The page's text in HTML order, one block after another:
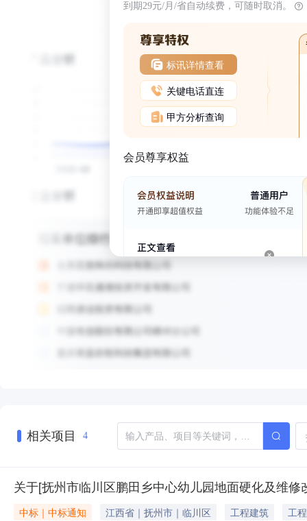
到期29元/月/省自动续费，可随时取消。
标讯详情查看
关键电话直连
甲方分析查询
会员尊享权益
相关项目 4
关于[抚州市临川区鹏田乡中心幼儿园地面硬化及维
中标｜中标通知 江西省｜抚州市｜临川区 工程建筑
工程